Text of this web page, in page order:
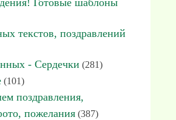
Готовые шаблоны
текстов, поздравлений
- Сердечки (281)
(101)
поздравления,
пожелания (387)